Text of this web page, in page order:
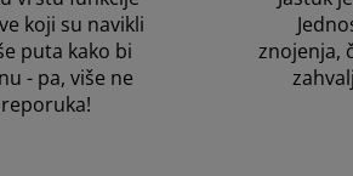
koji su navikli
puta kako bi
- pa, više ne
znojenja,